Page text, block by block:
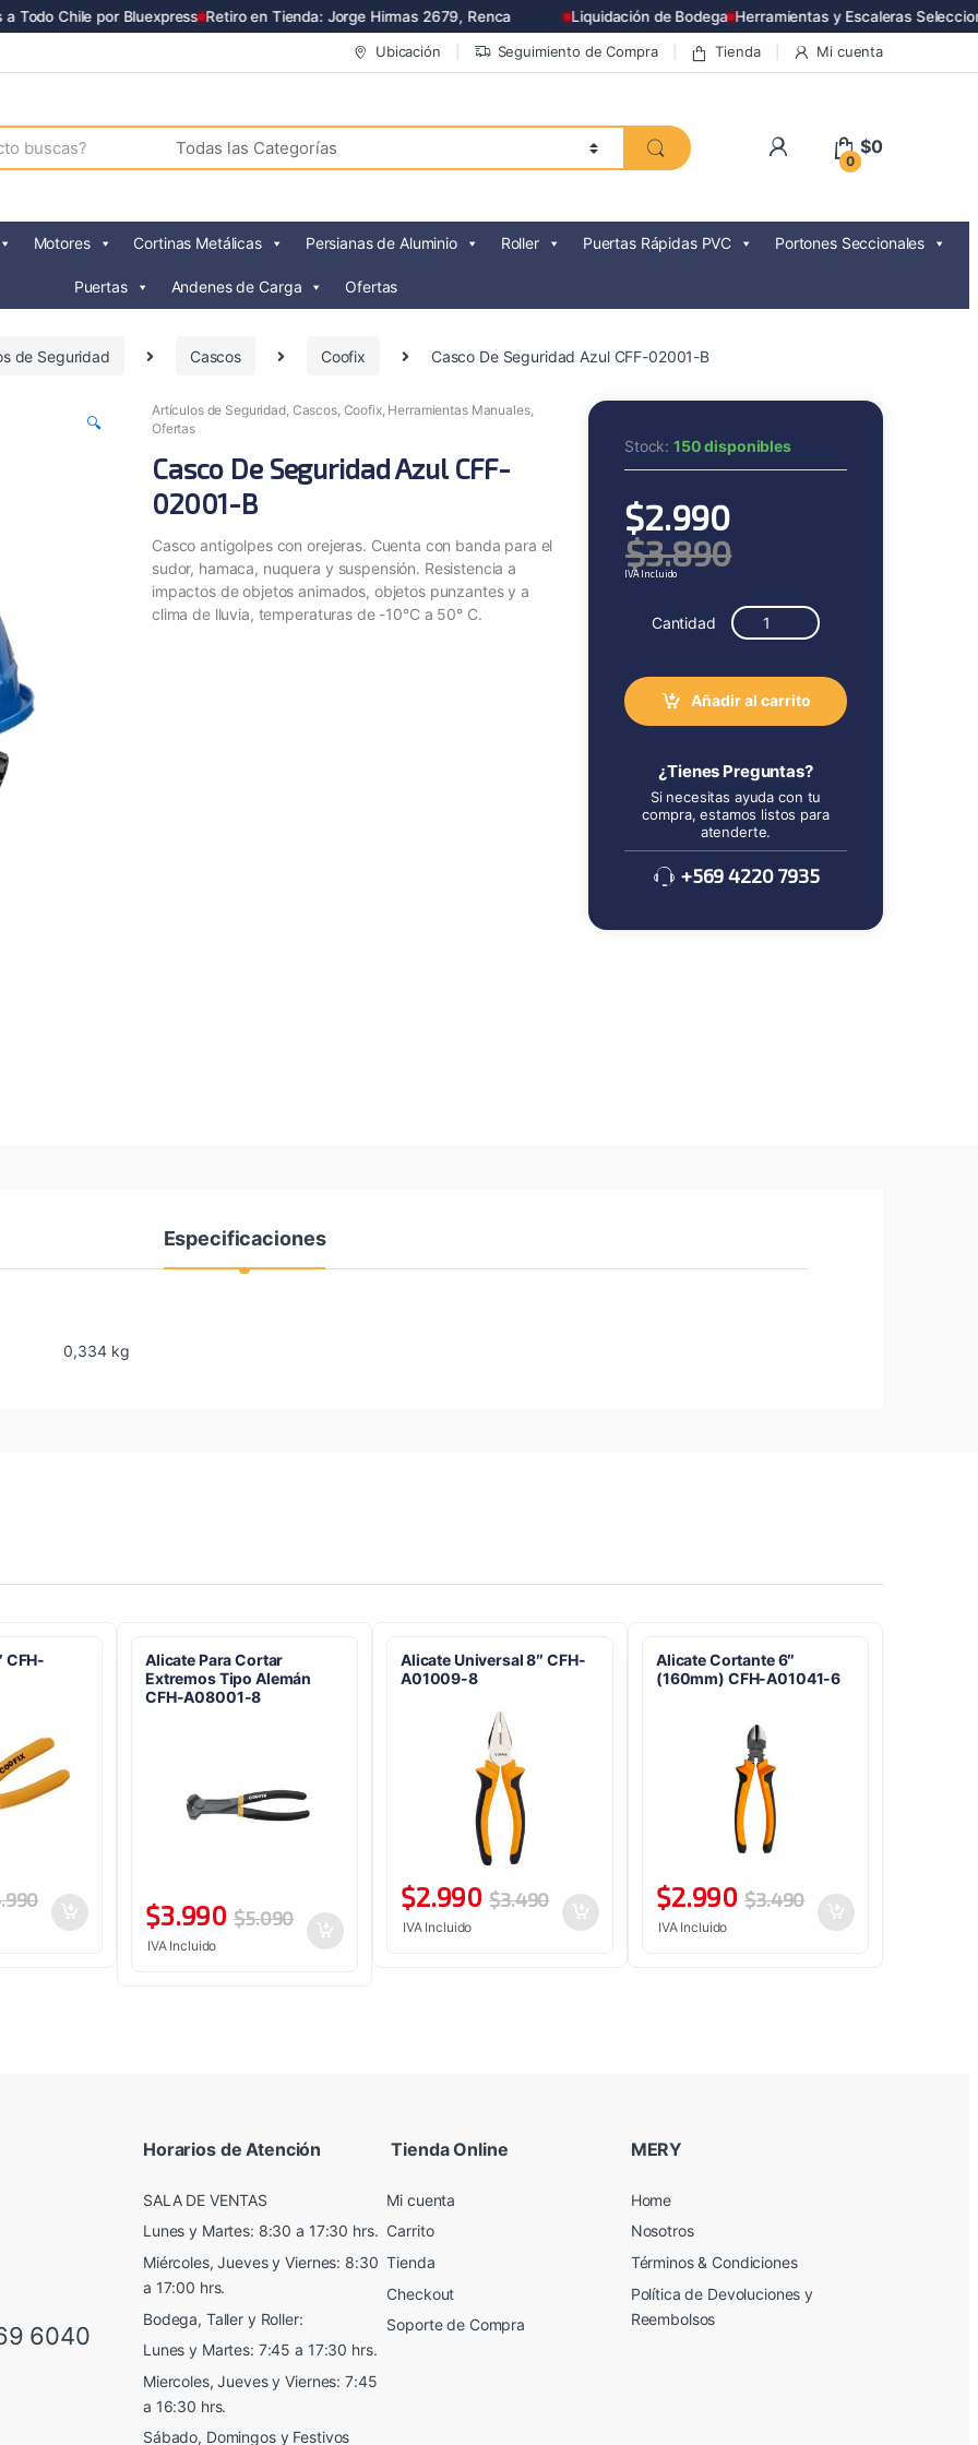
Chile por Bluexpress Retiro en Tienda: Jorge Hirmas 2679, Renca Liquidación de Bodega Herramientas y Escaleras
Ubicación Seguimiento de Compra Tienda Mi cuenta
0
$0
Motores Cortinas Metálicas Persianas de Aluminio Roller Puertas Rápidas PVC Portones Seccionales
Puertas Andenes de Carga Ofertas
de Seguridad Cascos Coofix Casco De Seguridad Azul CFF-02001-B
🔍
Artículos de Seguridad, Cascos, Coofix, Herramientas Manuales,
Ofertas
Casco De Seguridad Azul CFF-
02001-B
Casco antigolpes con orejeras. Cuenta con banda para el
sudor, hamaca, nuquera y suspensión. Resistencia a
impactos de objetos animados, objetos punzantes y a
clima de lluvia, temperaturas de -10°C a 50° C.
Stock:150 disponibles
$2.990
$3.890
IVA Incluido
Cantidad
Añadir al carrito
¿Tienes Preguntas?
Si necesitas ayuda con tu
compra, estamos listos para
atenderte.
+569 4220 7935
Especificaciones
0,334 kg
CFH-
Alicate Para Cortar
Extremos Tipo Alemán
CFH-A08001-8
$3.990 $5.090
IVA Incluido
Alicate Universal 8″ CFH-
A01009-8
$2.990 $3.490
IVA Incluido
Alicate Cortante 6″
(160mm) CFH-A01041-6
$2.990 $3.490
IVA Incluido
6040
Horarios de Atención
SALA DE VENTAS
Lunes y Martes: 8:30 a 17:30 hrs.
Miércoles, Jueves y Viernes: 8:30
a 17:00 hrs.
Bodega, Taller y Roller:
Lunes y Martes: 7:45 a 17:30 hrs.
Miercoles, Jueves y Viernes: 7:45
a 16:30 hrs.
Sábado, Domingos y Festivos
Tienda Online
Mi cuenta
Carrito
Tienda
Checkout
Soporte de Compra
MERY
Home
Nosotros
Términos & Condiciones
Política de Devoluciones y
Reembolsos